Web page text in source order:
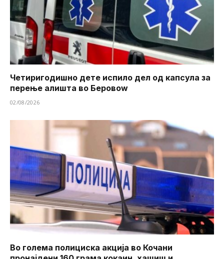
Четиригодишно дете испило дел од капсула за
перење алишта во Беровоw
02/08/2026
Во голема полициска акција во Кочани